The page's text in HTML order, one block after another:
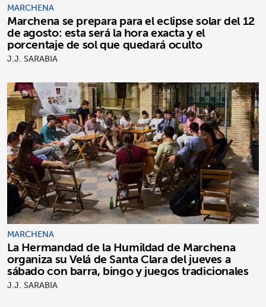
MARCHENA
Marchena se prepara para el eclipse solar del 12
de agosto: esta será la hora exacta y el
porcentaje de sol que quedará oculto
J.J. SARABIA
MARCHENA
La Hermandad de la Humildad de Marchena
organiza su Velá de Santa Clara del jueves a
sábado con barra, bingo y juegos tradicionales
J.J. SARABIA